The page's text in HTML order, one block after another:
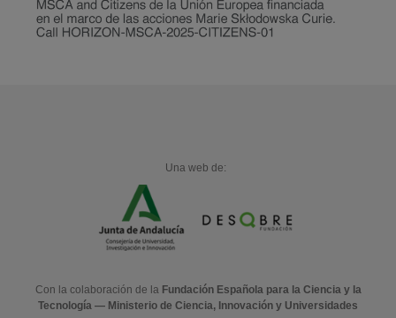
Una web de:
Con la colaboración de la Fundación Española para la Ciencia y la
Tecnología — Ministerio de Ciencia, Innovación y Universidades